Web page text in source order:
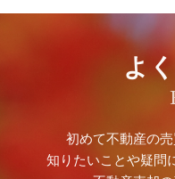
よ
初めて不動産の